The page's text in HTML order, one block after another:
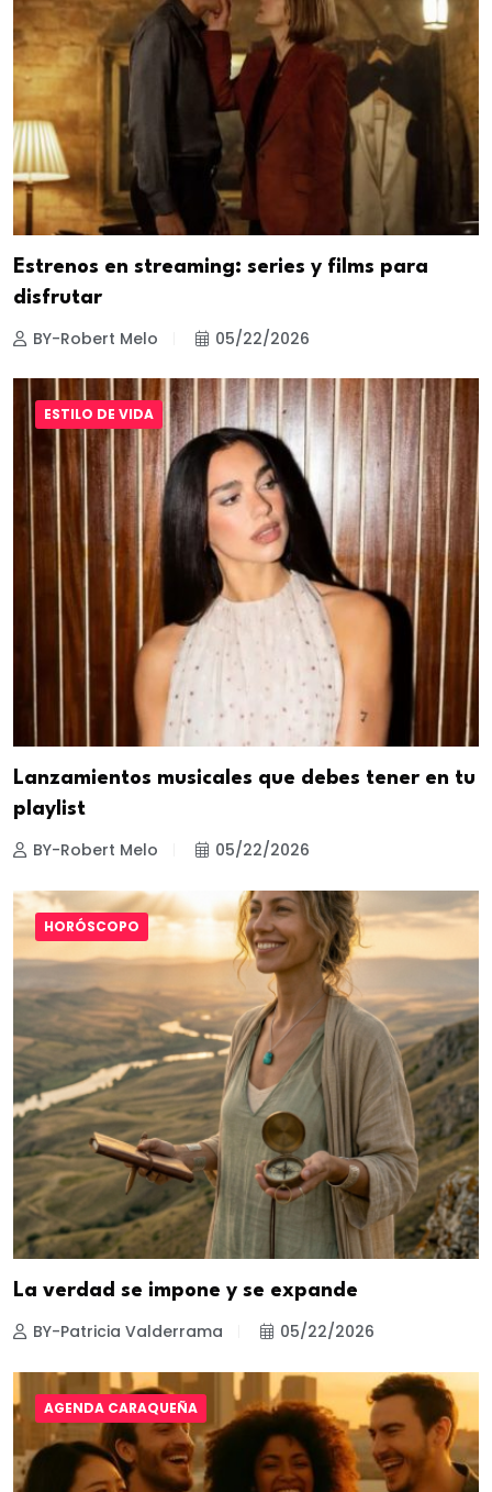
Estrenos en streaming: series y films para
disfrutar
BY-Robert Melo 05/22/2026
ESTILO DE VIDA
Lanzamientos musicales que debes tener en tu
playlist
BY-Robert Melo 05/22/2026
HORÓSCOPO
La verdad se impone y se expande
BY-Patricia Valderrama 05/22/2026
AGENDA CARAQUEÑA